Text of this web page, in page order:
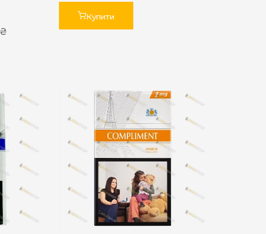
Купити